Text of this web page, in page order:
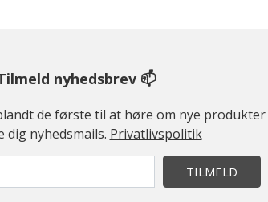
nyhedsbrev 📫
de første til at høre om nye
dig nyhedsmails. Privatlivspolitik
TILMELD